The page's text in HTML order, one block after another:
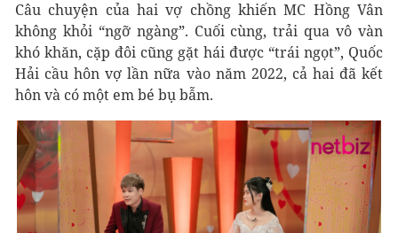
Câu chuyện của hai vợ chồng khiến MC Hồng Vân
không khỏi “ngỡ ngàng”. Cuối cùng, trải qua vô vàn
khó khăn, cặp đôi cũng gặt hái được “trái ngọt”, Quốc
Hải cầu hôn vợ lần nữa vào năm 2022, cả hai đã kết
hôn và có một em bé bụ bẫm.